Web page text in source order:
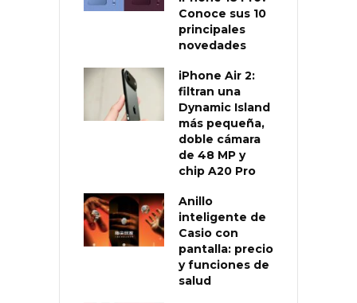
Conoce sus 10
principales
novedades
iPhone Air 2:
filtran una
Dynamic Island
más pequeña,
doble cámara
de 48 MP y
chip A20 Pro
Anillo
inteligente de
Casio con
pantalla: precio
y funciones de
salud